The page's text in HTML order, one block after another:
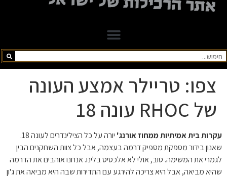
צפו: טריילר אמצע העונה
של RHOC עונה 18
עקרות בית אמיתיות ממחוז אורנג'
יורה על כל הצילינדרים לעונה 18.
שאנון בידור מספקת מספיק דרמה בעצמה, אבל כל צוות השחקנים הבין
לגמרי את המשימה. טוב, אולי לא אלכסיס בלינו. אנחנו אוהבים את הדרמה
שהיא מביאה, אבל היא צריכה להירגע עם התדירות שבה היא מביאה את ג'ון